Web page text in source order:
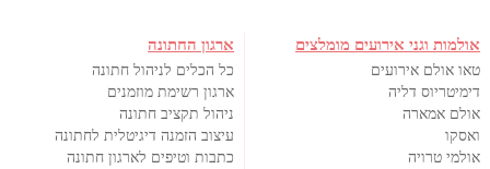
אולמות וגני אירועים מומלצים
טאו אולם אירועים
דימיטריוס דליה
אולם אמארה
ואסקו
אולמי טרויה
ארגון החתונה
כל הכלים לניהול חתונה
ארגון רשימת מוזמנים
ניהול תקציב חתונה
עיצוב הזמנה דיגיטלית לחתונה
כתבות וטיפים לארגון חתונה